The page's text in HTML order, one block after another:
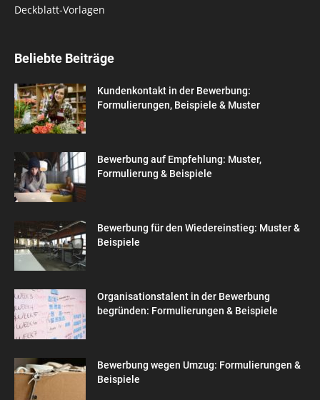
Deckblatt-Vorlagen
Beliebte Beiträge
Kundenkontakt in der Bewerbung:
Formulierungen, Beispiele & Muster
Bewerbung auf Empfehlung: Muster,
Formulierung & Beispiele
Bewerbung für den Wiedereinstieg: Muster &
Beispiele
Organisationstalent in der Bewerbung
begründen: Formulierungen & Beispiele
Bewerbung wegen Umzug: Formulierungen &
Beispiele